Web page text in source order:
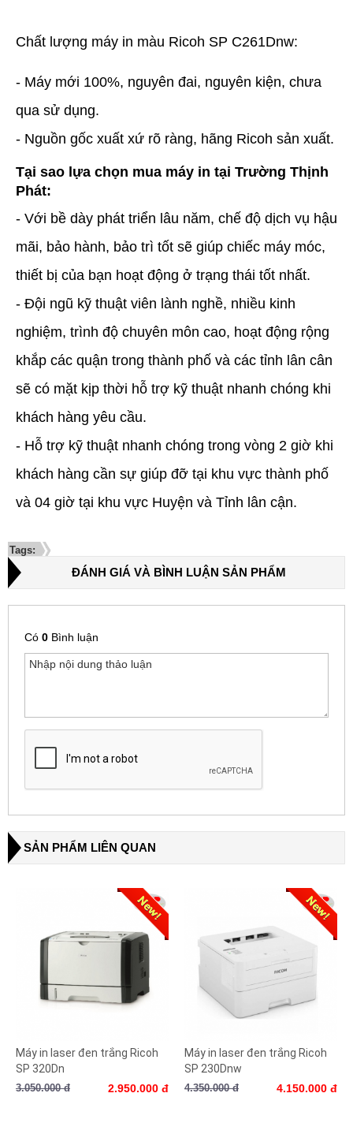
Chất lượng máy in màu Ricoh SP C261Dnw:
- Máy mới 100%, nguyên đai, nguyên kiện, chưa
qua sử dụng.
- Nguồn gốc xuất xứ rõ ràng, hãng Ricoh sản xuất.
Tại sao lựa chọn mua máy in tại Trường Thịnh
Phát:
- Với bề dày phát triển lâu năm, chế độ dịch vụ hậu
mãi, bảo hành, bảo trì tốt sẽ giúp chiếc máy móc,
thiết bị của bạn hoạt động ở trạng thái tốt nhất.
- Đội ngũ kỹ thuật viên lành nghề, nhiều kinh
nghiệm, trình độ chuyên môn cao, hoạt động rộng
khắp các quận trong thành phố và các tỉnh lân cân
sẽ có mặt kịp thời hỗ trợ kỹ thuật nhanh chóng khi
khách hàng yêu cầu.
- Hỗ trợ kỹ thuật nhanh chóng trong vòng 2 giờ khi
khách hàng cần sự giúp đỡ tại khu vực thành phố
và 04 giờ tại khu vực Huyện và Tỉnh lân cận.
Tags:
ĐÁNH GIÁ VÀ BÌNH LUẬN SẢN PHẨM
Có 0 Bình luận
SẢN PHẨM LIÊN QUAN
Máy in laser đen trắng Ricoh
SP 320Dn
3.050.000 đ 2.950.000 đ
Máy in laser đen trắng Ricoh
SP 230Dnw
4.350.000 đ 4.150.000 đ